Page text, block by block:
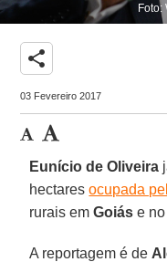
Foto:
share
03 Fevereiro 2017
Eunício de Oliveira
hectaresocupada
rurais emGoiás e
A reportagem é de